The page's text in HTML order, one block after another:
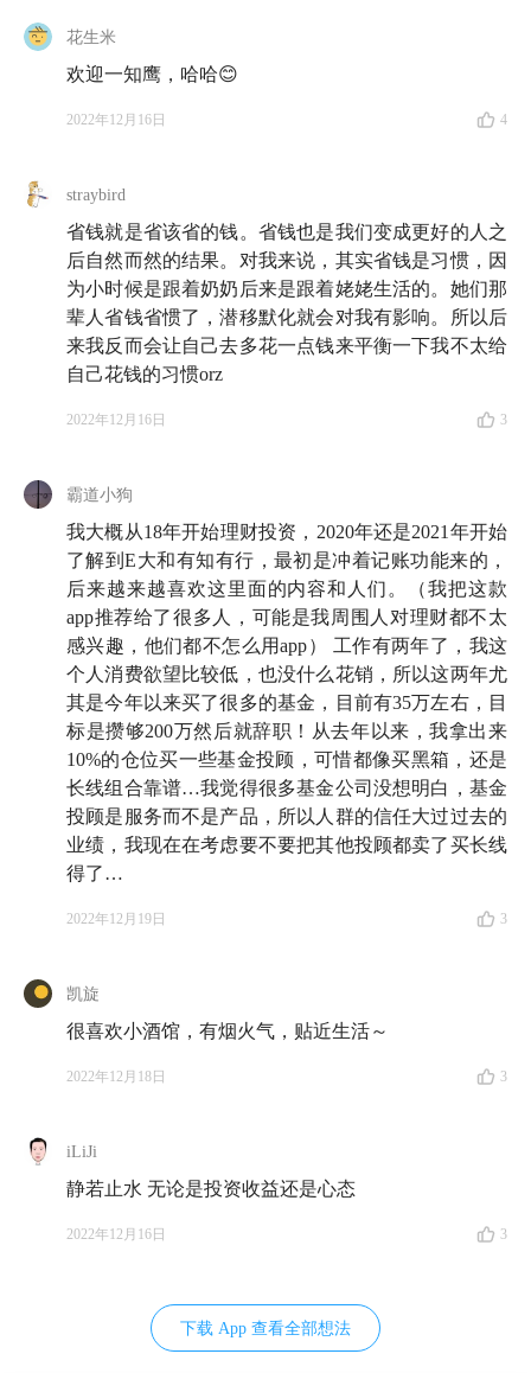
25:06
变，这些钱的去处也跟着变了
36:15在省钱这件事上，这是我们今年的终极答卷！
36:33小鹰：「一个人可以走得很快，但一群人能够走
得更远」（适用于开源，对节流也好用）
40:36雨白：「在省钱上，抓大放小」&「很多时候你
控制不了自己花钱，不是你的消费习惯有问题，而是你
44:17娄娄：「省钱是内心开始改变附带的结果，它不
可以被作为目标」
47:03年度消费小结：拥有更多的体验而非物品、追求
更多的创造而非消费
尾声
48:422022 年，这些节目给编辑部的财务生活带来了
不小的改变：
📻 它让我们第一次坐下来，和爸爸聊了聊他们是如何
赚钱、如何投资、如何为了改善财务状况而奔忙半生的
——
📻 它提醒我们把目光更多地投向
费」——
E52 与少楠聊《倦怠社会》:这个社会让我们过度积
📻 它帮我们厘清了在不确定性增加的当下，应该如何
思考「提前还贷」这个话题——
📻 它带我们看到了在生活上快速试错、在攒钱上踏实
花生米
欢迎一知鹰，哈哈😊
2022年12月16日 4
straybird
省钱就是省该省的钱。省钱也是我们变成更好的人之
后自然而然的结果。对我来说，其实省钱是习惯，因
为小时候是跟着奶奶后来是跟着姥姥生活的。她们那
辈人省钱省惯了，潜移默化就会对我有影响。所以后
来我反而会让自己去多花一点钱来平衡一下我不太给
自己花钱的习惯orz
2022年12月16日 3
霸道小狗
我大概从18年开始理财投资，2020年还是2021年开始
了解到E大和有知有行，最初是冲着记账功能来的，
后来越来越喜欢这里面的内容和人们。（我把这款
app推荐给了很多人，可能是我周围人对理财都不太
感兴趣，他们都不怎么用app） 工作有两年了，我这
个人消费欲望比较低，也没什么花销，所以这两年尤
其是今年以来买了很多的基金，目前有35万左右，目
标是攒够200万然后就辞职！从去年以来，我拿出来
10%的仓位买一些基金投顾，可惜都像买黑箱，还是
长线组合靠谱…我觉得很多基金公司没想明白，基金
投顾是服务而不是产品，所以人群的信任大过过去的
业绩，我现在在考虑要不要把其他投顾都卖了买长线
得了…
2022年12月19日 3
凯旋
很喜欢小酒馆，有烟火气，贴近生活～
2022年12月18日 3
iLiJi
静若止水 无论是投资收益还是心态
2022年12月16日 3
下载 App 查看全部想法